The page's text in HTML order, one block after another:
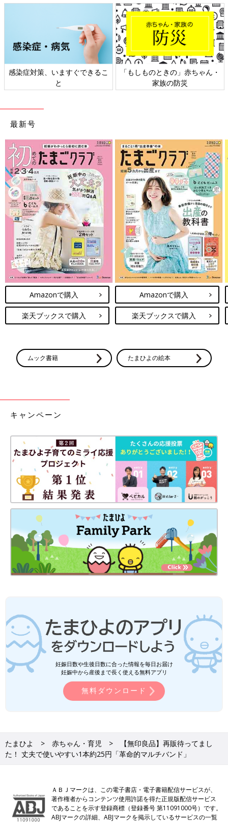
感染症対策、いますぐできるこ
と
「もしものときの」赤ちゃん・
家族の防災
最新号
Amazonで購入
楽天ブックスで購入
Amazonで購入
楽天ブックスで購入
ムック書籍 たまひよの絵本
キャンペーン
妊娠日数や生後日数に合った情報を毎日お届け
妊娠中から産後まで長く使える無料アプリ
無料ダウンロード
たまひよ 赤ちゃん・育児
【無印良品】再販待ってまし
た！ 丈夫で使いやすい1本約25円「革命的マルチバンド」
ＡＢＪマークは、この電子書店・電子書籍配信サービスが、
著作権者からコンテンツ使用許諾を得た正規版配信サービス
であることを示す登録商標（登録番号 第11091000号）です。
ABJマークの詳細、ABJマークを掲示しているサービスの一覧